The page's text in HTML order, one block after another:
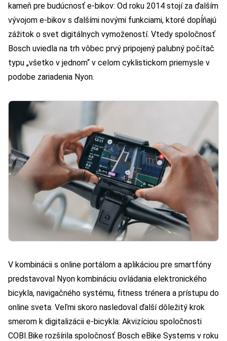
kameň pre budúcnosť e-bikov: Od roku 2014 stojí za ďalším
vývojom e-bikov s ďalšími novými funkciami, ktoré dopĺňajú
zážitok o svet digitálnych vymožeností. Vtedy spoločnosť
Bosch uviedla na trh vôbec prvý pripojený palubný počítač
typu „všetko v jednom“ v celom cyklistickom priemysle v
podobe zariadenia Nyon.
V kombinácii s online portálom a aplikáciou pre smartfóny
predstavoval Nyon kombináciu ovládania elektronického
bicykla, navigačného systému, fitness trénera a prístupu do
online sveta. Veľmi skoro nasledoval ďalší dôležitý krok
smerom k digitalizácii e-bicykla: Akvizíciou spoločnosti
COBI.Bike rozšírila spoločnosť Bosch eBike Systems v roku